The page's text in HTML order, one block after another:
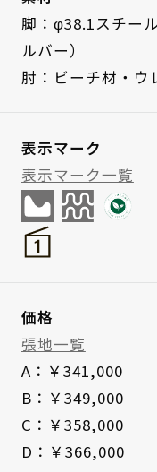
脚：φ38.1スチー
ルバー）
肘：ビーチ材・ウ
表示マーク
表示マーク一覧
価格
張地一覧
A：￥341,000
B：￥349,000
C：￥358,000
D：￥366,000